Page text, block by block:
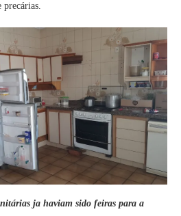
precárias.
ja haviam sido feiras para a